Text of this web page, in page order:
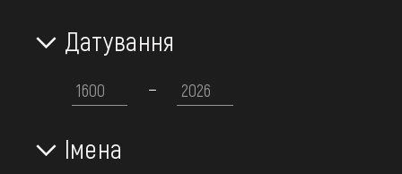
Сорочка вишита жіноча
Датування
Імена